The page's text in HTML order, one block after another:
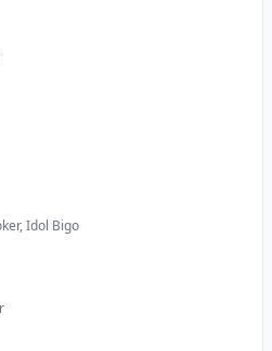
Idol Bigo